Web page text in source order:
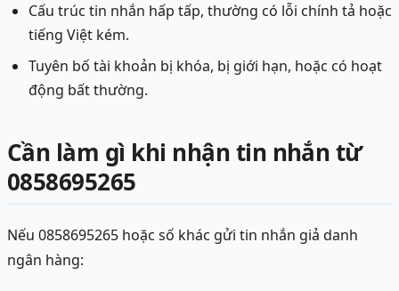
Cấu trúc tin nhắn hấp tấp, thường có lỗi chính tả hoặc
tiếng Việt kém.
Tuyên bố tài khoản bị khóa, bị giới hạn, hoặc có hoạt
động bất thường.
Cần làm gì khi nhận tin nhắn từ
0858695265
Nếu 0858695265 hoặc số khác gửi tin nhắn giả danh
ngân hàng: